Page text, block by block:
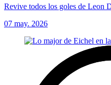
Revive todos los goles de Leon
07 may. 2026